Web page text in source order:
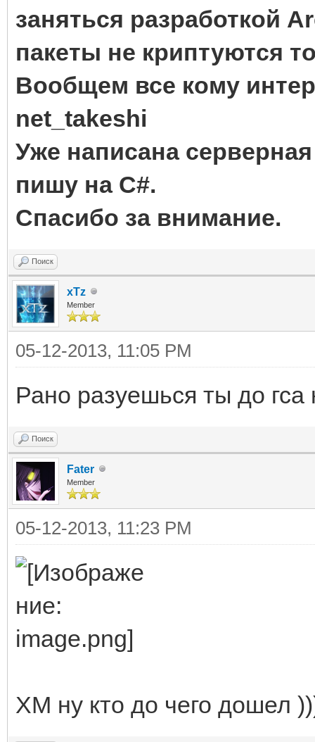
заняться разработкой
пакеты не криптуются
Вообщем все кому
net_takeshi
Уже написана
пишу на C#.
Спасибо за внимание.
Поиск
xTz
Member
05-12-2013, 11:05 PM
Рано разуешься ты до
Поиск
Fater
Member
05-12-2013, 11:23 PM
ХМ ну кто до чего дошел